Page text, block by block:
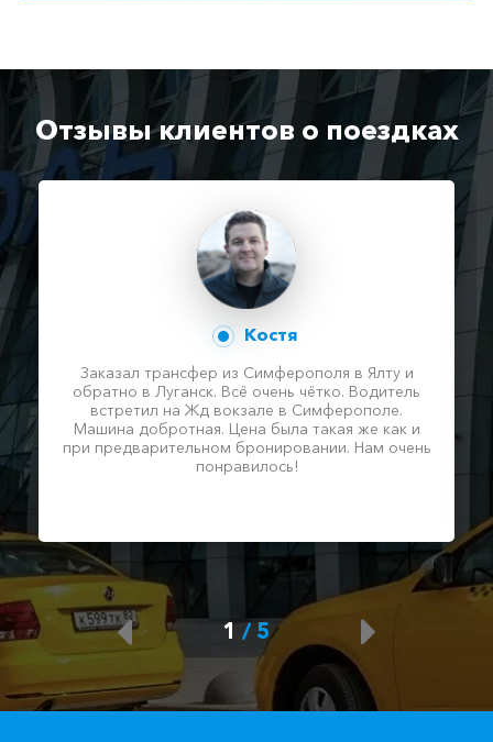
Отзывы клиентов о поездках
Костя
Заказал трансфер из Симферополя в Ялту и
обратно в Луганск. Всё очень чётко. Водитель
встретил на Жд вокзале в Симферополе.
Машина добротная. Цена была такая же как и
при предварительном бронировании. Нам очень
понравилось!
1 /5